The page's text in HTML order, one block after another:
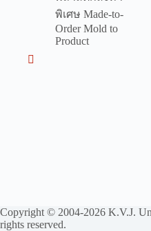
พิเศษ Made-to-
Order Mold to
Product
Copyright © 2004-2026 K.V.J.
rights reserved.